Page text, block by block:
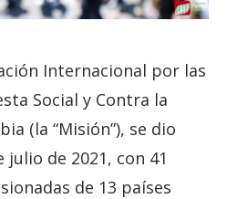
Internacional por las
Social y Contra la
(la “Misión”), se dio
de 2021, con 41
de 13 países